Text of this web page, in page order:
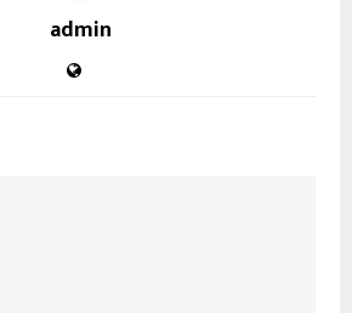
admin